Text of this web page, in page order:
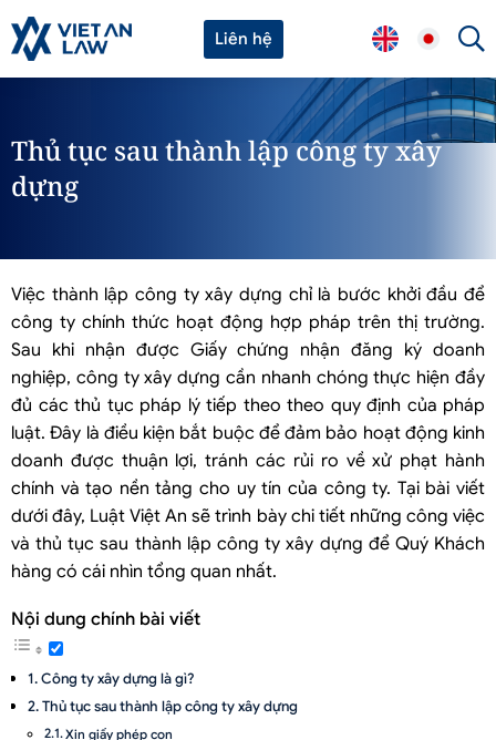
Liên hệ
Thủ tục sau thành lập công ty xây
dựng
Việc thành lập công ty xây dựng chỉ là bước khởi đầu để
công ty chính thức hoạt động hợp pháp trên thị trường.
Sau khi nhận được Giấy chứng nhận đăng ký doanh
nghiệp, công ty xây dựng cần nhanh chóng thực hiện đầy
đủ các thủ tục pháp lý tiếp theo theo quy định của pháp
luật. Đây là điều kiện bắt buộc để đảm bảo hoạt động kinh
doanh được thuận lợi, tránh các rủi ro về xử phạt hành
chính và tạo nền tảng cho uy tín của công ty. Tại bài viết
dưới đây, Luật Việt An sẽ trình bày chi tiết những công việc
và thủ tục sau thành lập công ty xây dựng để Quý Khách
hàng có cái nhìn tổng quan nhất.
Nội dung chính bài viết
Công ty xây dựng là gì?
Thủ tục sau thành lập công ty xây dựng
Xin giấy phép con